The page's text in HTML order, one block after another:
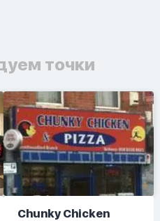
точки
Chunky Chicken